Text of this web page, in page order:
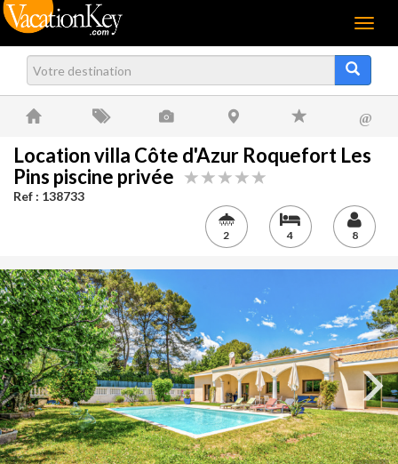
Menu
@
Location villa Côte d'Azur Roquefort Les
Pins piscine privée
Ref : 138733
2 4 8
Next